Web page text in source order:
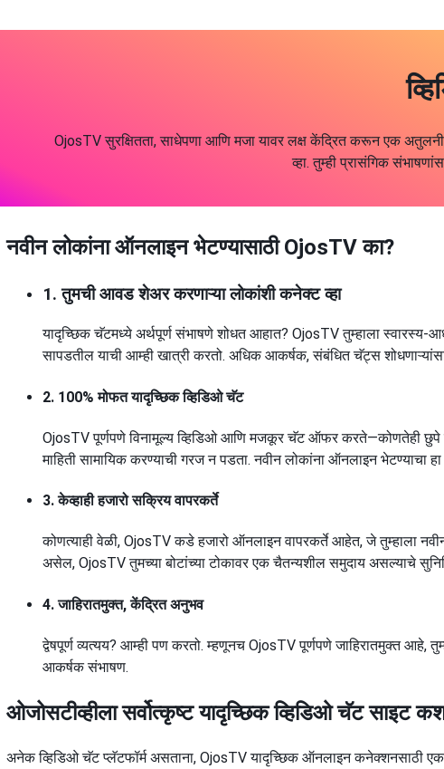
OjosTV सुरक्षितता, साधेपणा आणि मजा यावर लक्ष केंद्रित करून एक
व्हा. तुम्ही प्रासंगिक
नवीन लोकांना ऑनलाइन भेटण्यासाठी OjosTV का?
1. तुमची आवड शेअर करणाऱ्या लोकांशी कनेक्ट व्हा
यादृच्छिक चॅटमध्ये अर्थपूर्ण संभाषणे शोधत आहात? OjosTV तुम्हाला स्वारस्य-
सापडतील याची आम्ही खात्री करतो. अधिक आकर्षक, संबंधित चॅट्स
2. 100% मोफत यादृच्छिक व्हिडिओ चॅट
OjosTV पूर्णपणे विनामूल्य व्हिडिओ आणि मजकूर चॅट ऑफर करते—कोणतेही छुपे
माहिती सामायिक करण्याची गरज न पडता. नवीन लोकांना ऑनलाइन भेटण्याचा
3. केव्हाही हजारो सक्रिय वापरकर्ते
कोणत्याही वेळी, OjosTV कडे हजारो ऑनलाइन वापरकर्ते आहेत, जे तुम्हाला
असेल, OjosTV तुमच्या बोटांच्या टोकावर एक चैतन्यशील समुदाय असल्याचे
4. जाहिरातमुक्त, केंद्रित अनुभव
द्वेषपूर्ण व्यत्यय? आम्ही पण करतो. म्हणूनच OjosTV पूर्णपणे जाहिरातमुक्त
आकर्षक संभाषण.
ओजोसटीव्हीला सर्वोत्कृष्ट यादृच्छिक व्हिडिओ चॅट साइट
अनेक व्हिडिओ चॅट प्लॅटफॉर्म असताना, OjosTV यादृच्छिक ऑनलाइन कनेक्शनसाठी